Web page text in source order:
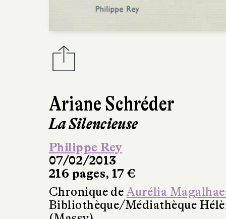
Ariane Schréder
La Silencieuse
Philippe Rey
07/02/2013
216 pages, 17 €
Chronique de Aurélia
Bibliothèque/Médiathèque